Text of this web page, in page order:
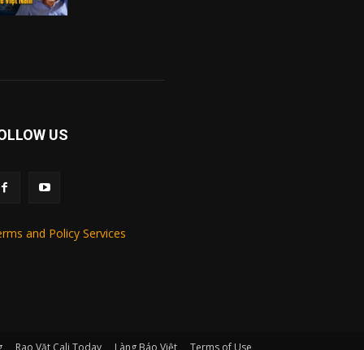
US
and Policy Services
Rao Vặt Cali Today Làng Báo Việt Terms of Use